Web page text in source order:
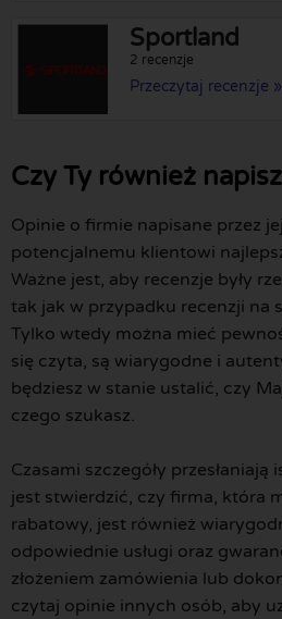
Sportland
2 recenzje
Przeczytaj recenzje »
Czy Ty również
Opinie o firmie napisane przez
potencjalnemu klientowi
Ważne jest, aby recenzje były
tak jak w przypadku recenzji na
Tylko wtedy można mieć
się czyta, są wiarygodne i
będziesz w stanie ustalić, czy
czego szukasz.
Czasami szczegóły
jest stwierdzić, czy firma, która
rabatowy, jest również
odpowiednie usługi oraz
złożeniem zamówienia lub
czytaj opinie innych osób, aby